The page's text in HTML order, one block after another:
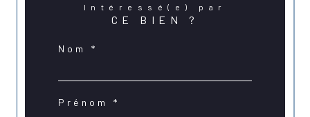
Intéressé(e) par
CE BIEN ?
Nom *
Prénom *